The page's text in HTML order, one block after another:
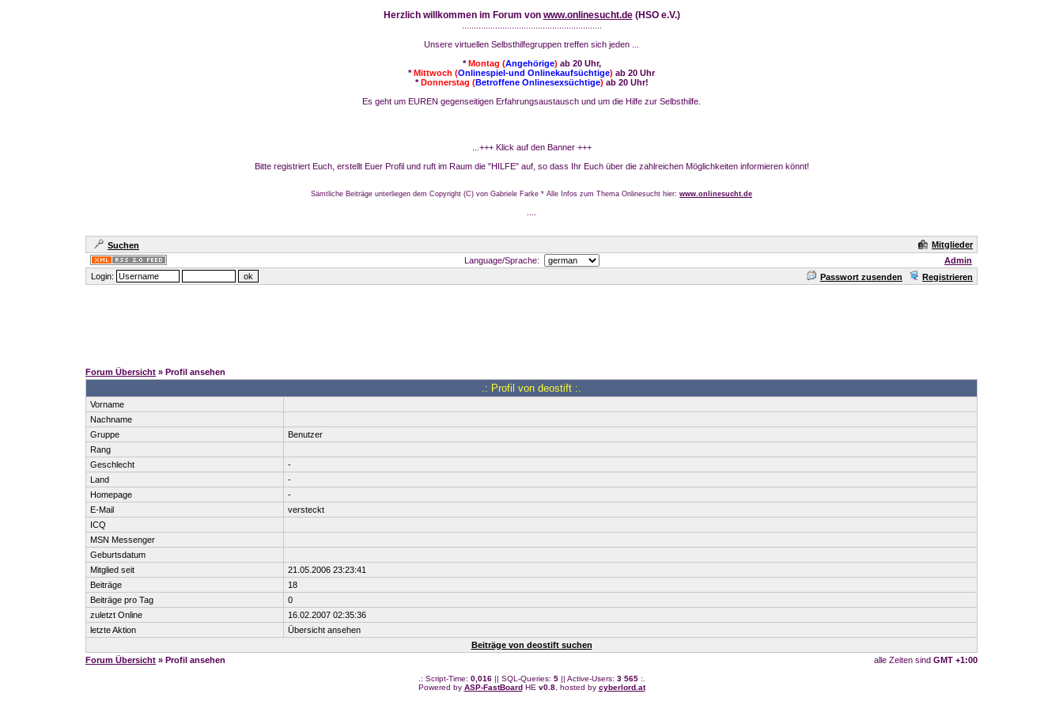
Herzlich willkommen im Forum von www.onlinesucht.de(HSO e.V.)
Unsere virtuellen Selbsthilfegruppen treffen sich jeden ...
*Montag (Angehörige) ab 20 Uhr,
*Mittwoch (Onlinespiel-und Onlinekaufsüchtige) ab 20 Uhr
*Donnerstag (Betroffene Onlinesexsüchtige) ab 20 Uhr!
Es geht um EUREN gegenseitigen Erfahrungsaustausch und um die Hilfe zur Selbsthilfe.
...+++ Klick auf den Banner +++
Bitte registriert Euch, erstellt Euer Profil und ruft im Raum die "HILFE" auf, so dass Ihr Euch über die zahlreichen Möglichkeiten informieren könnt!
Sämtliche Beiträge unterliegen dem Copyright (C) von Gabriele Farke * Alle Infos zum Thema Onlinesucht hier: www.onlinesucht.de
Suchen
Mitglieder
Language/Sprache:
Admin
Login:
Passwort zusenden Registrieren
Forum Übersicht » Profil ansehen
.: Profil von deostift :.
Vorname
Nachname
Gruppe
Benutzer
Rang
Geschlecht
-
Land
-
Homepage
-
E-Mail
versteckt
ICQ
MSN Messenger
Geburtsdatum
Mitglied seit
21.05.2006 23:23:41
Beiträge
18
Beiträge pro Tag
0
zuletzt Online
16.02.2007 02:35:36
letzte Aktion
Übersicht ansehen
Beiträge von deostift suchen
Forum Übersicht » Profil ansehen alle Zeiten sind GMT +1:00
.: Script-Time: 0,016|| SQL-Queries: 5|| Active-Users: 3 565:.
Powered by ASP-FastBoardHE v0.8, hosted by cyberlord.at